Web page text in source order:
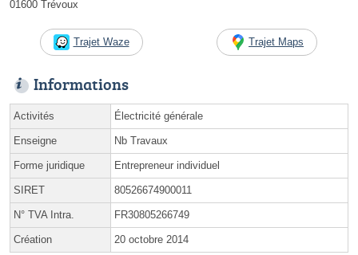
01600 Trévoux
Trajet Waze Trajet Maps
Informations
Activités Électricité générale
Enseigne Nb Travaux
Forme juridique Entrepreneur individuel
SIRET 80526674900011
N° TVA Intra. FR30805266749
Création 20 octobre 2014